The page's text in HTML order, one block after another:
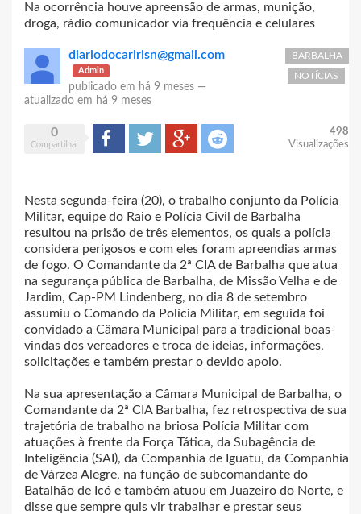
Na ocorrência houve apreensão de armas, munição,
droga, rádio comunicador via frequência e celulares
diariodocaririsn@gmail.com
Admin
publicado em há 9 meses —
atualizado em há 9 meses
BARBALHA
NOTÍCIAS
0
Compartilhar
Compartilhar
Tweet Google+ Reddit
498
Visualizações
Nesta segunda-feira (20), o trabalho conjunto da Polícia
Militar, equipe do Raio e Polícia Civil de Barbalha
resultou na prisão de três elementos, os quais a polícia
considera perigosos e com eles foram apreendias armas
de fogo. O Comandante da 2ª CIA de Barbalha que atua
na segurança pública de Barbalha, de Missão Velha e de
Jardim, Cap-PM Lindenberg, no dia 8 de setembro
assumiu o Comando da Polícia Militar, em seguida foi
convidado a Câmara Municipal para a tradicional boas-
vindas dos vereadores e troca de ideias, informações,
solicitações e também prestar o devido apoio.
Na sua apresentação a Câmara Municipal de Barbalha, o
Comandante da 2ª CIA Barbalha, fez retrospectiva de sua
trajetória de trabalho na briosa Polícia Militar com
atuações à frente da Força Tática, da Subagência de
Inteligência (SAI), da Companhia de Iguatu, da Companhia
de Várzea Alegre, na função de subcomandante do
Batalhão de Icó e também atuou em Juazeiro do Norte, e
disse que sempre quis vir trabalhar e prestar seus